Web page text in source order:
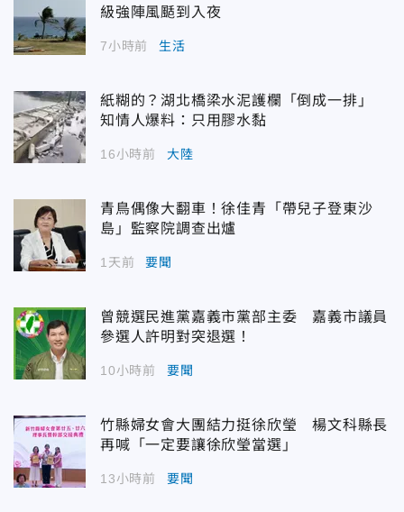
級強陣風颳到入夜
7小時前 生活
紙糊的？湖北橋梁水泥護欄「倒成一排」
知情人爆料：只用膠水黏
16小時前 大陸
青鳥偶像大翻車！徐佳青「帶兒子登東沙
島」監察院調查出爐
1天前 要聞
曾競選民進黨嘉義市黨部主委 嘉義市議員
參選人許明對突退選！
10小時前 要聞
竹縣婦女會大團結力挺徐欣瑩 楊文科縣長
再喊「一定要讓徐欣瑩當選」
13小時前 要聞